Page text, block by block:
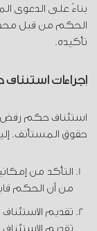
بناءً على الدعوى
الحكم من قبل
تأكيده.
إجراءات
استئناف حكم رفض
حقوق المستأنف.
التأكد من
من أن الحكم
تقديم